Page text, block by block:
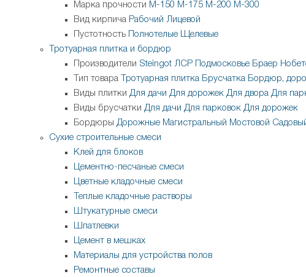
Марка прочности М-150 М-175 М-200 М-300
Вид кирпича Рабочий Лицевой
Пустотность
Полнотелые Щелевые
Тротуарная плитка и бордюр
Производители Steingot ЛСР Подмосковье Браер
Тип товара
Тротуарная плитка Брусчатка Бордюр,
Виды плитки Для дачи Для дорожек Для двора Для
Виды брусчатки Для дачи Для парковок Для дорожек
Бордюры Дорожные Магистральный Мостовой
Сухие строительные смеси
Клей для блоков
Цементно-песчаные смеси
Цветные кладочные смеси
Теплые кладочные растворы
Штукатурные смеси
Шпатлевки
Цемент в мешках
Материалы для устройства полов
Ремонтные составы